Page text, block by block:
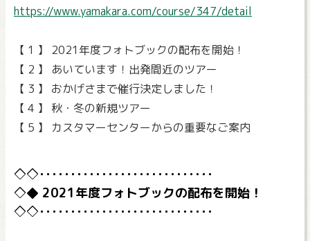
https://www.yamakara.com/course/347/detail
【 1 】 2021年度フォトブックの配布を開始！
【 2 】 あいています！出発間近のツアー
【 3 】 おかげさまで催行決定しました！
【 4 】 秋・冬の新規ツアー
【 5 】 カスタマーセンターからの重要なご案内
2021年度フォトブックの配布を開始！